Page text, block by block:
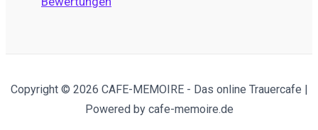
Copyright © 2026 CAFE-MEMOIRE - Das online Trauercafe |
Powered by cafe-memoire.de